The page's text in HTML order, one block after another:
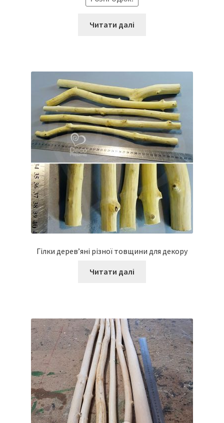
Читати далі
Гілки дерев’яні різної товщини для декору
Читати далі